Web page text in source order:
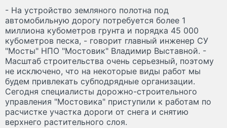
- На устройство земляного полотна под
автомобильную дорогу потребуется более 1
миллиона кубометров грунта и порядка 45 000
кубометров песка, - говорит главный инженер СУ
"Мосты" НПО "Мостовик" Владимир Выставной. -
Масштаб строительства очень серьезный, поэтому
не исключено, что на некоторые виды работ мы
будем привлекать субподрядные организации.
Сегодня специалисты дорожно-строительного
управления "Мостовика" приступили к работам по
расчистке участка дороги от снега и снятию
верхнего растительного слоя.